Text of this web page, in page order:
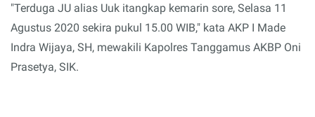
"Terduga JU alias Uuk itangkap kemarin sore, Selasa 11
Agustus 2020 sekira pukul 15.00 WIB," kata AKP I Made
Indra Wijaya, SH, mewakili Kapolres Tanggamus AKBP Oni
Prasetya, SIK.